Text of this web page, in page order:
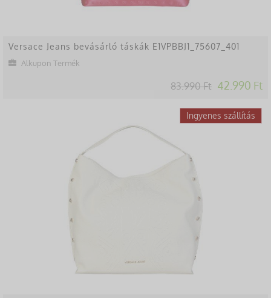
Versace Jeans bevásárló táskák E1VPBBJ1_75607_401
Alkupon Termék
83.990 Ft 42.990 Ft
Lekésted
Ingyenes szállítás